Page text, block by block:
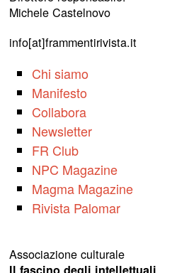
Michele Castelnovo
info[at]frammentirivista.it
Chi siamo
Manifesto
Collabora
Newsletter
FR Club
NPC Magazine
Magma Magazine
Rivista Palomar
Associazione culturale